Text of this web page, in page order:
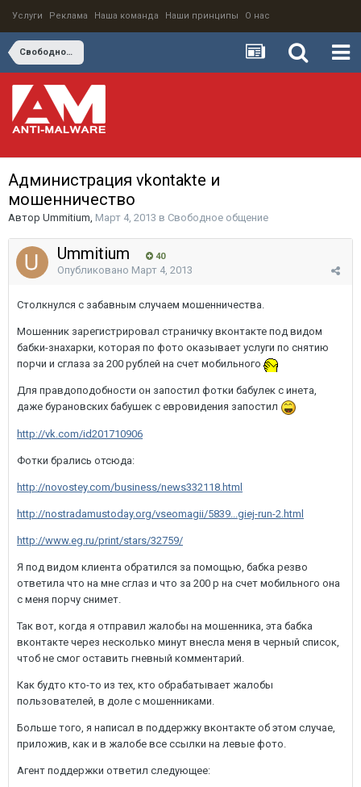
Услуги Реклама Наша команда Наши принципы О нас
Свободное общение
Администрация vkontakte и
мошенничество
Автор Ummitium, Март 4, 2013 в Свободное общение
Ummitium 40
Опубликовано Март 4, 2013
Столкнулся с забавным случаем мошенничества.
Мошенник зарегистрировал страничку вконтакте под видом
бабки-знахарки, которая по фото оказывает услуги по снятию
порчи и сглаза за 200 рублей на счет мобильного
Для правдоподобности он запостил фотки бабулек с инета,
даже бурановских бабушек с евровидения запостил
http://vk.com/id201710906
Фотки брались отсюда:
http://novostey.com/business/news332118.html
http://nostradamustoday.org/vseomagii/5839...giej-run-2.html
http://www.eg.ru/print/stars/32759/
Я под видом клиента обратился за помощью, бабка резво
ответила что на мне сглаз и что за 200 р на счет мобильного она
с меня порчу снимет.
Так вот, когда я отправил жалобы на мошенника, эта бабка
вконтакте через несколько минут внесла меня в черный список,
чтоб не смог оставить гневный комментарий.
Как будто кто-то из тех, кто обрабатывает жалобы
пользователей, в доле с мошенниками.
Больше того, я написал в поддержку вконтакте об этом случае,
приложив, как и в жалобе все ссылки на левые фото.
Агент поддержки ответил следующее: